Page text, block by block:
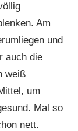
Am
und
auch die
weiß
um
Mal so
nett.